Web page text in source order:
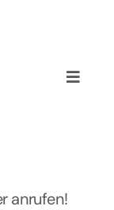
Toggle
anrufen!